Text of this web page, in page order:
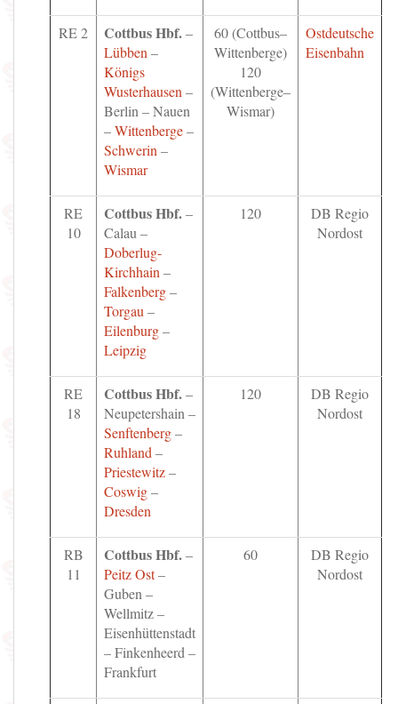
RE 2 Cottbus Hbf.–
Lübben–
Königs
Wusterhausen–
Berlin – Nauen
–Wittenberge–
Schwerin–
Wismar
60 (Cottbus–
Wittenberge)
120
(Wittenberge–
Wismar)
Ostdeutsche
Eisenbahn
RE
10
Cottbus Hbf.–
Calau –
Doberlug-
Kirchhain–
Falkenberg–
Torgau–
Eilenburg–
Leipzig
120
DB Regio
Nordost
RE
18
Cottbus Hbf.–
Neupetershain –
Senftenberg–
Ruhland–
Priestewitz–
Coswig–
Dresden
120
DB Regio
Nordost
RB
11
Cottbus Hbf.–
Peitz Ost–
Guben –
Wellmitz –
Eisenhüttenstadt
– Finkenheerd –
Frankfurt
60
DB Regio
Nordost